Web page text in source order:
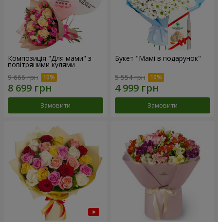
Композиція "Для мами" з
повітряними кулями
9 666 грн
Замовити
Букет "Мамі в подарунок"
5 554 грн
Замовити